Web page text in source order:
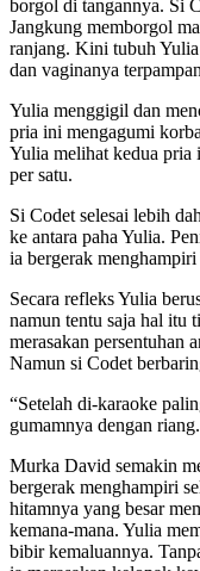
borgol di tangannya. Si
Jangkung memborgol
ranjang. Kini tubuh
dan vaginanya
Yulia menggigil dan
pria ini mengagumi
Yulia melihat kedua pria
per satu.
Si Codet selesai lebih
ke antara paha Yulia.
ia bergerak
Secara refleks Yulia
namun tentu saja hal itu
merasakan persentuhan
Namun si Codet
“Setelah di-karaoke
gumamnya dengan riang.
Murka David semakin
bergerak menghampiri
hitamnya yang besar
kemana-mana. Yulia
bibir kemaluannya.